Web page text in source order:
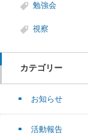
勉強会
視察
カテゴリー
お知らせ
活動報告